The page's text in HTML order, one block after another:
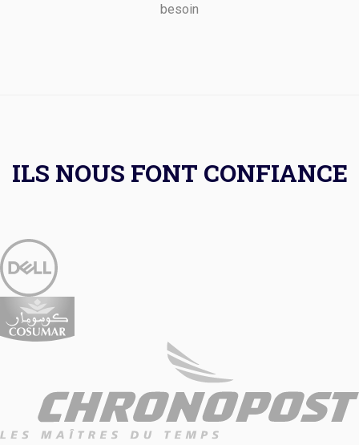
besoin
ILS NOUS FONT CONFIANCE